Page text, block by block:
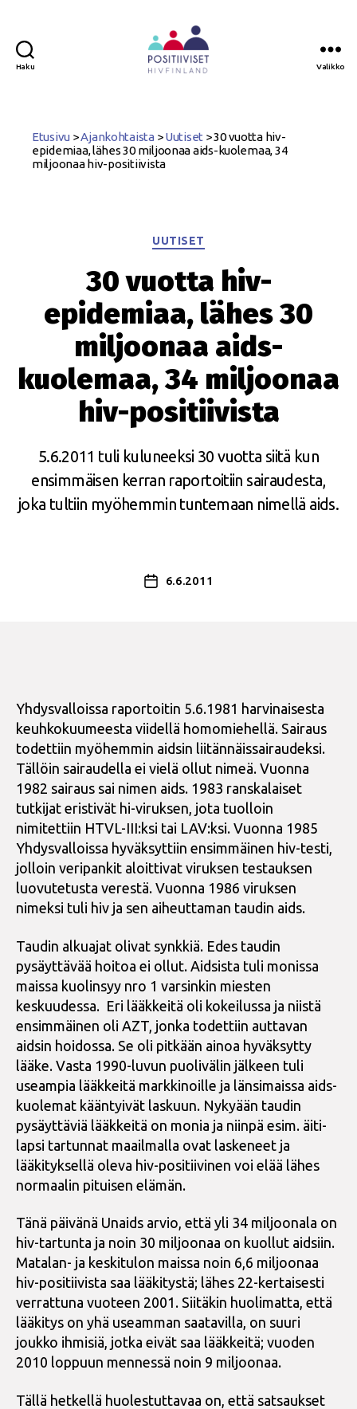
Haku Valikko
Etusivu >Ajankohtaista >Uutiset >30 vuotta hiv-
epidemiaa, lähes 30 miljoonaa aids-kuolemaa, 34
miljoonaa hiv-positiivista
Kategoriat
UUTISET
30 vuotta hiv-
epidemiaa, lähes 30
miljoonaa aids-
kuolemaa, 34 miljoonaa
hiv-positiivista
5.6.2011 tuli kuluneeksi 30 vuotta siitä kun
ensimmäisen kerran raportoitiin sairaudesta,
joka tultiin myöhemmin tuntemaan nimellä aids.
Julkaisupäivämäärä
6.6.2011
Yhdysvalloissa raportoitin 5.6.1981 harvinaisesta
keuhkokuumeesta viidellä homomiehellä. Sairaus
todettiin myöhemmin aidsin liitännäissairaudeksi.
Tällöin sairaudella ei vielä ollut nimeä. Vuonna
1982 sairaus sai nimen aids. 1983 ranskalaiset
tutkijat eristivät hi-viruksen, jota tuolloin
nimitettiin HTVL-III:ksi tai LAV:ksi. Vuonna 1985
Yhdysvalloissa hyväksyttiin ensimmäinen hiv-testi,
jolloin veripankit aloittivat viruksen testauksen
luovutetusta verestä. Vuonna 1986 viruksen
nimeksi tuli hiv ja sen aiheuttaman taudin aids.
Taudin alkuajat olivat synkkiä. Edes taudin
pysäyttävää hoitoa ei ollut. Aidsista tuli monissa
maissa kuolinsyy nro 1 varsinkin miesten
keskuudessa. Eri lääkkeitä oli kokeilussa ja niistä
ensimmäinen oli AZT, jonka todettiin auttavan
aidsin hoidossa. Se oli pitkään ainoa hyväksytty
lääke. Vasta 1990-luvun puolivälin jälkeen tuli
useampia lääkkeitä markkinoille ja länsimaissa aids-
kuolemat kääntyivät laskuun. Nykyään taudin
pysäyttäviä lääkkeitä on monia ja niinpä esim. äiti-
lapsi tartunnat maailmalla ovat laskeneet ja
lääkityksellä oleva hiv-positiivinen voi elää lähes
normaalin pituisen elämän.
Tänä päivänä Unaids arvio, että yli 34 miljoonala on
hiv-tartunta ja noin 30 miljoonaa on kuollut aidsiin.
Matalan- ja keskitulon maissa noin 6,6 miljoonaa
hiv-positiivista saa lääkitystä; lähes 22-kertaisesti
verrattuna vuoteen 2001. Siitäkin huolimatta, että
lääkitys on yhä useamman saatavilla, on suuri
joukko ihmisiä, jotka eivät saa lääkkeitä; vuoden
2010 loppuun mennessä noin 9 miljoonaa.
Tällä hetkellä huolestuttavaa on, että satsaukset